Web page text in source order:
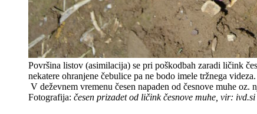
Površina listov (asimilacija) se pri poškodbah zaradi ličink
nekatere ohranjene čebulice pa ne bodo imele tržnega videza.
V deževnem vremenu česen napaden od česnove muhe
Fotografija: česen prizadet od ličink česnove muhe, vir: ivd.si